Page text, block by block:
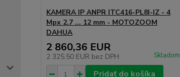
KAMERA IP ANPR ITC416-PL8I-IZ - 4
Mpx 2.7 ... 12 mm - MOTOZOOM
DAHUA
2 860,36 EUR
2 325,50 EUR bez DPH Skladom
Pridať do košíka